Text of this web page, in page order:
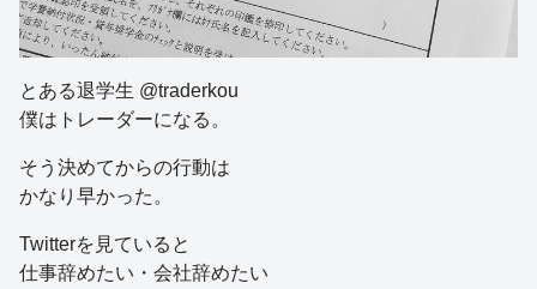
とある退学生 @traderkou
僕はトレーダーになる。
そう決めてからの行動は
かなり早かった。
Twitterを見ていると
仕事辞めたい・会社辞めたい